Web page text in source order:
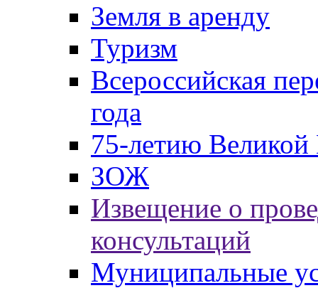
Земля в аренду
Туризм
Всероссийская
года
75-летию
ЗОЖ
Извещение о
консультаций
Муниципальные